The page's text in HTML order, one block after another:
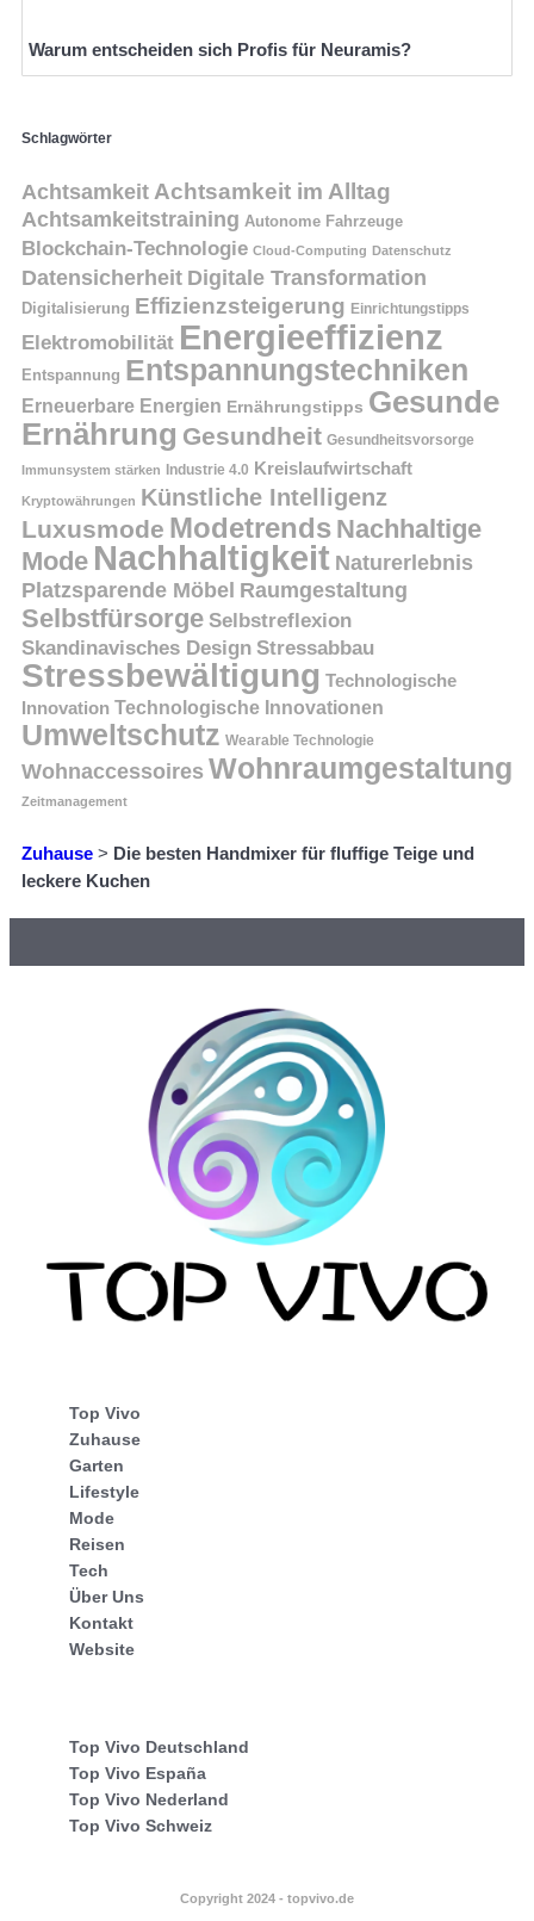
Warum entscheiden sich Profis für Neuramis?
Schlagwörter
Achtsamkeit Achtsamkeit im Alltag
Achtsamkeitstraining Autonome Fahrzeuge
Blockchain-Technologie Cloud-Computing Datenschutz
Datensicherheit Digitale Transformation
Digitalisierung Effizienzsteigerung Einrichtungstipps
Elektromobilität Energieeffizienz
Entspannung Entspannungstechniken
Erneuerbare Energien Ernährungstipps Gesunde
Ernährung Gesundheit Gesundheitsvorsorge
Immunsystem stärken Industrie 4.0 Kreislaufwirtschaft
Kryptowährungen Künstliche Intelligenz
Luxusmode Modetrends Nachhaltige
Mode Nachhaltigkeit Naturerlebnis
Platzsparende Möbel Raumgestaltung
Selbstfürsorge Selbstreflexion
Skandinavisches Design Stressabbau
Stressbewältigung Technologische
Innovation Technologische Innovationen
Umweltschutz Wearable Technologie
Wohnaccessoires Wohnraumgestaltung
Zeitmanagement
Zuhause > Die besten Handmixer für fluffige Teige und
leckere Kuchen
Top Vivo
Zuhause
Garten
Lifestyle
Mode
Reisen
Tech
Über Uns
Kontakt
Website
Top Vivo Deutschland
Top Vivo España
Top Vivo Nederland
Top Vivo Schweiz
Copyright 2024 - topvivo.de